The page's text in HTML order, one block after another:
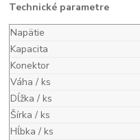
Technické parametre
Napätie
Kapacita
Konektor
Váha / ks
Dĺžka / ks
Šírka / ks
Hĺbka / ks